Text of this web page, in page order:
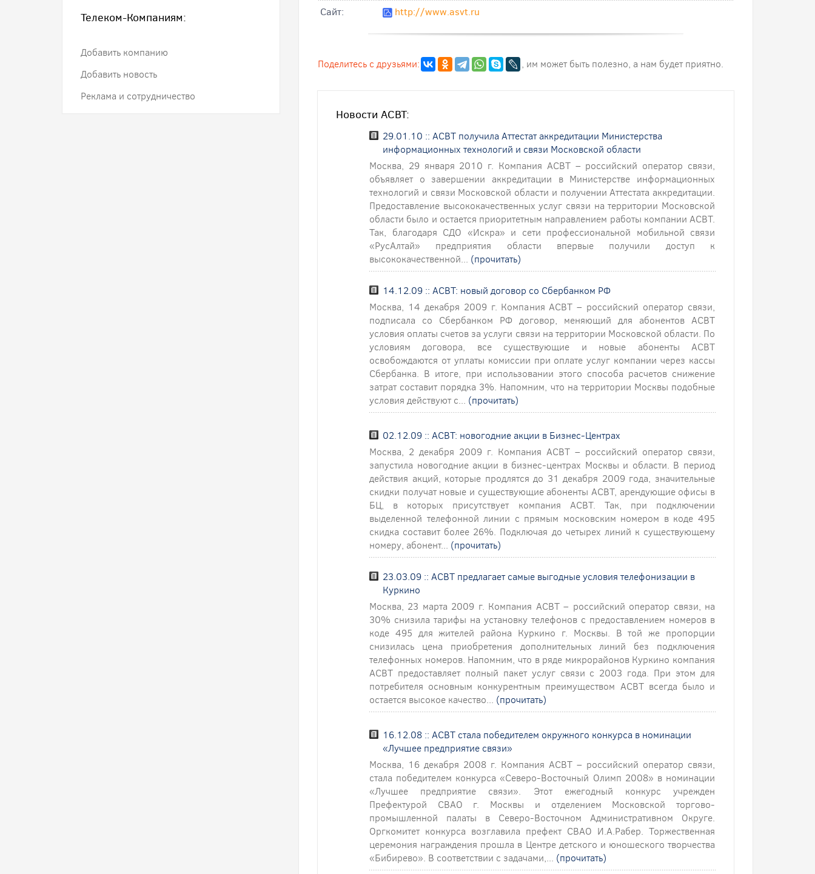
Cайт:
http://www.asvt.ru
Поделитесь с друзьями: , им может быть полезно, а нам будет приятно.
Новости АСВТ:
29.01.10 :: АСВТ получила Аттестат аккредитации Министерства
информационных технологий и связи Московской области
Москва, 29 января 2010 г. Компания АСВТ – российский оператор связи,
объявляет о завершении аккредитации в Министерстве информационных
технологий и связи Московской области и получении Аттестата аккредитации.
Предоставление высококачественных услуг связи на территории Московской
области было и остается приоритетным направлением работы компании АСВТ.
Так, благодаря СДО «Искра» и сети профессиональной мобильной связи
«РусАлтай» предприятия области впервые получили доступ к
высококачественной... (прочитать)
14.12.09 :: АСВТ: новый договор со Сбербанком РФ
Москва, 14 декабря 2009 г. Компания АСВТ – российский оператор связи,
подписала со Сбербанком РФ договор, меняющий для абонентов АСВТ
условия оплаты счетов за услуги связи на территории Московской области. По
условиям договора, все существующие и новые абоненты АСВТ
освобождаются от уплаты комиссии при оплате услуг компании через кассы
Сбербанка. В итоге, при использовании этого способа расчетов снижение
затрат составит порядка 3%. Напомним, что на территории Москвы подобные
условия действуют с... (прочитать)
02.12.09 :: АСВТ: новогодние акции в Бизнес-Центрах
Москва, 2 декабря 2009 г. Компания АСВТ – российский оператор связи,
запустила новогодние акции в бизнес-центрах Москвы и области. В период
действия акций, которые продлятся до 31 декабря 2009 года, значительные
скидки получат новые и существующие абоненты АСВТ, арендующие офисы в
БЦ, в которых присутствует компания АСВТ. Так, при подключении
выделенной телефонной линии с прямым московским номером в коде 495
скидка составит более 26%. Подключая до четырех линий к существующему
номеру, абонент... (прочитать)
23.03.09 :: АСВТ предлагает самые выгодные условия телефонизации в
Куркино
Москва, 23 марта 2009 г. Компания АСВТ – российский оператор связи, на
30% снизила тарифы на установку телефонов с предоставлением номеров в
коде 495 для жителей района Куркино г. Москвы. В той же пропорции
снизилась цена приобретения дополнительных линий без подключения
телефонных номеров. Напомним, что в ряде микрорайонов Куркино компания
АСВТ предоставляет полный пакет услуг связи с 2003 года. При этом для
потребителя основным конкурентным преимуществом АСВТ всегда было и
остается высокое качество... (прочитать)
16.12.08 :: АСВТ стала победителем окружного конкурса в номинации
«Лучшее предприятие связи»
Москва, 16 декабря 2008 г. Компания АСВТ – российский оператор связи,
стала победителем конкурса «Северо-Восточный Олимп 2008» в номинации
«Лучшее предприятие связи». Этот ежегодный конкурс учрежден
Префектурой СВАО г. Москвы и отделением Московской торгово-
промышленной палаты в Северо-Восточном Административном Округе.
Оргкомитет конкурса возглавила префект СВАО И.А.Рабер. Торжественная
церемония награждения прошла в Центре детского и юношеского творчества
«Бибирево». В соответствии с задачами,... (прочитать)
Телеком-Компаниям:
Добавить компанию
Добавить новость
Реклама и сотрудничество